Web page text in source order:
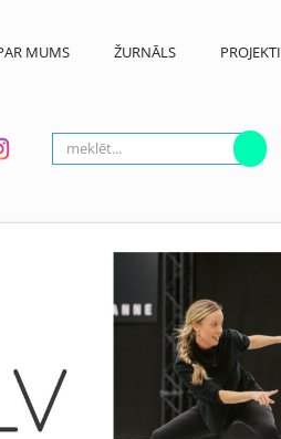
MUMS ŽURNĀLS PROJEKTI